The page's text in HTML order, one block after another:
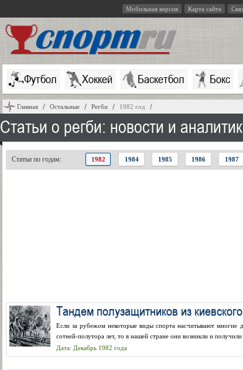
Мобильная версия Карта сайта
Футбол Хоккей Баскетбол Бокс
Главная Остальные Регби 1982 год
Статьи о регби: новости и
Статьи по годам: 1982 1984 1985 1986 1987
Тандем полузащитников из
Если за рубежом некоторые виды спорта насчитывают многие
сотней-полутора лет, то в нашей стране они возникли и получили
Дата: Декабрь 1982 года